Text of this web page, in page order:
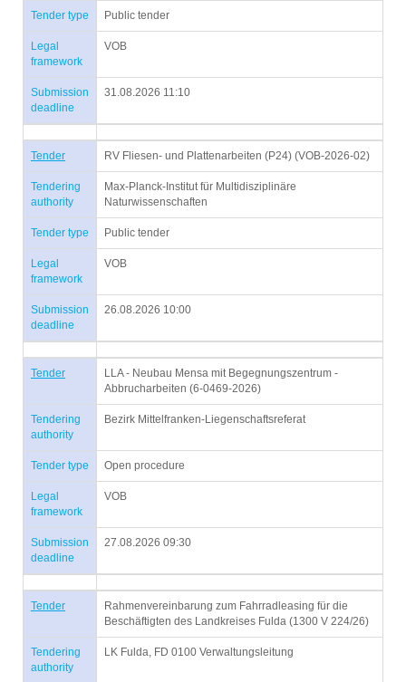
Tender type Public tender
Legal
framework
VOB
Submission
deadline
31.08.2026 11:10
Tender RV Fliesen- und Plattenarbeiten (P24) (VOB-2026-02)
Tendering
authority
Max-Planck-Institut für Multidisziplinäre
Naturwissenschaften
Tender type Public tender
Legal
framework
VOB
Submission
deadline
26.08.2026 10:00
Tender
LLA - Neubau Mensa mit Begegnungszentrum -
Abbrucharbeiten (6-0469-2026)
Tendering
authority
Bezirk Mittelfranken-Liegenschaftsreferat
Tender type Open procedure
Legal
framework
VOB
Submission
deadline
27.08.2026 09:30
Tender
Rahmenvereinbarung zum Fahrradleasing für die
Beschäftigten des Landkreises Fulda (1300 V 224/26)
Tendering
authority
LK Fulda, FD 0100 Verwaltungsleitung